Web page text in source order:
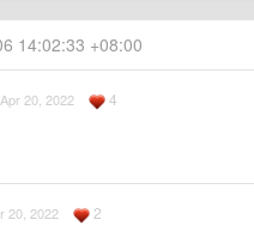
14:02:33 +08:00
Apr 20, 2022 4
20, 2022 2